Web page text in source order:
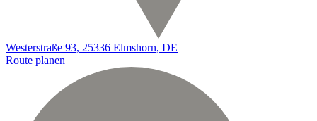
Westerstraße 93, 25336 Elmshorn, DE
Route planen